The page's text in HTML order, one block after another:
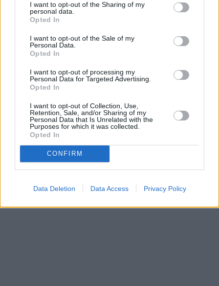
I want to opt-out of the Sharing of my
personal data.
Opted In
I want to opt-out of the Sale of my
Personal Data.
Opted In
I want to opt-out of processing my
Personal Data for Targeted Advertising.
Opted In
I want to opt-out of Collection, Use,
Retention, Sale, and/or Sharing of my
Personal Data that Is Unrelated with the
Purposes for which it was collected.
Opted In
CONFIRM
Data Deletion Data Access Privacy Policy
reklamówki ze sklepu 'Biedronka' i powiedziałem
do Falenty, cytuję 'niech żul ma to w takiej torbie,
na jaką zasługuje'. (…). Z Michałem T. skontaktował
się Marek F. Dodaję, że ja wcześniej nie miałem
kontaktu z Michałem T. wszystkie kontakty
z politykami utrzymywał Marek F.. (…) Tego dnia,
jak przywiozłem pieniądze do firmy, przyjechał
Michał T. Dodaję, że w biurze Falenty były, moim
zdaniem, widoczne dla każdego dwie kamery" – miał
zeznać Marcin W.
W jednym z protokołów świadek zeznał, że wręczył
łapówkę w wysokości 600 tys. euro.